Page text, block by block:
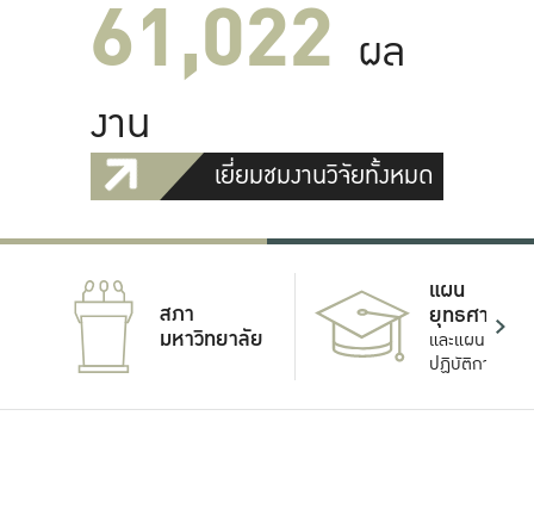
61,022 ผล
งาน
เยี่ยมชมงานวิจัยทั้งหมด
สภา
มหาวิทยาลัย
แผน
ยุทธศาสตร์
และแผน
ปฏิบัติการ